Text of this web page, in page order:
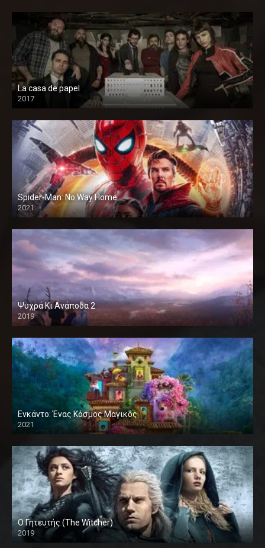
La casa de papel
2017
Spider-Man: No Way Home
2021
Ψυχρά Κι Ανάποδα 2
2019
Ενκάντο: Ένας Κόσμος Μαγικός
2021
Ο Γητευτής (The Witcher)
2019